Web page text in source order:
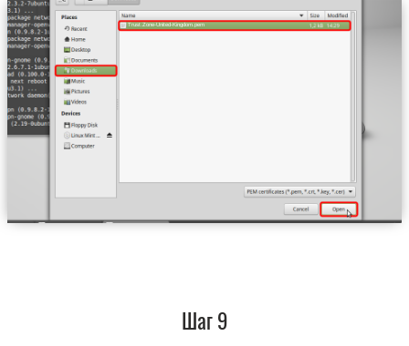
Trust.Zone-United-Kingdom.pem
Шаг 9